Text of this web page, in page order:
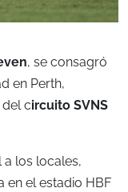
, se consagró
en Perth,
circuito SVNS
a los locales,
en el estadio HBF